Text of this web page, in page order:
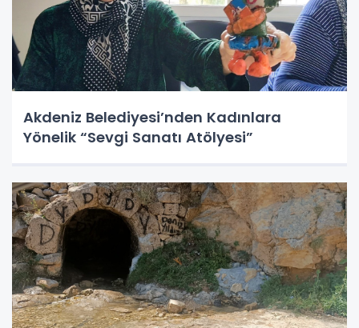
Akdeniz Belediyesi’nden Kadınlara
Yönelik “Sevgi Sanatı Atölyesi”